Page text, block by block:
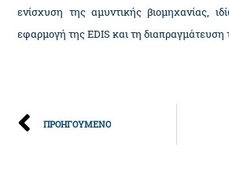
ενίσχυση της αμυντικής βιομηχανίας,
εφαρμογή της EDIS και τη διαπραγμάτευση
ΠΡΟΗΓΟΥΜΕΝΟ